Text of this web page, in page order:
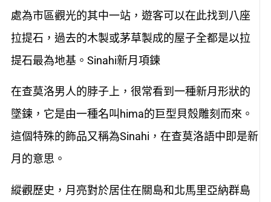
處為市區觀光的其中一站，遊客可以在此找到八座
拉提石，過去的木製或茅草製成的屋子全都是以拉
提石最為地基。Sinahi新月項鍊
在查莫洛男人的脖子上，很常看到一種新月形狀的
墜鍊，它是由一種名叫hima的巨型貝殼雕刻而來。
這個特殊的飾品又稱為Sinahi，在查莫洛語中即是新
月的意思。
縱觀歷史，月亮對於居住在關島和北馬里亞納群島